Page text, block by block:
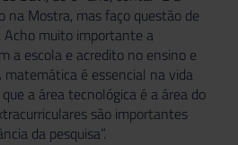
na Mostra, mas faço questão de
muito importante a
a escola e acredito no ensino e
matemática é essencial na vida
a área tecnológica é a área do
são importantes
da pesquisa”.